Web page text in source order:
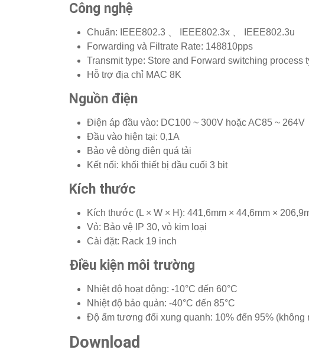
Công nghệ
Chuẩn: IEEE802.3 、 IEEE802.3x 、 IEEE802.3u
Forwarding và Filtrate Rate: 148810pps
Transmit type: Store and Forward switching process
Hỗ trợ địa chỉ MAC 8K
Nguồn điện
Điện áp đầu vào: DC100 ~ 300V hoặc AC85 ~ 264V
Đầu vào hiện tại: 0,1A
Bảo vệ dòng điện quá tải
Kết nối: khối thiết bị đầu cuối 3 bit
Kích thước
Kích thước (L × W × H): 441,6mm × 44,6mm ×
Vỏ: Bảo vệ IP 30, vỏ kim loại
Cài đặt: Rack 19 inch
Điều kiện môi trường
Nhiệt độ hoạt động: -10°C đến 60°C
Nhiệt độ bảo quản: -40°C đến 85°C
Độ ẩm tương đối xung quanh: 10% đến 95% (không
Download